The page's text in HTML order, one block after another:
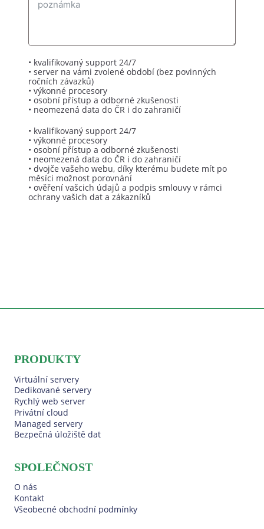
• kvalifikovaný support 24/7
• server na vámi zvolené období (bez povinných
ročních závazků)
• výkonné procesory
• osobní přístup a odborné zkušenosti
• neomezená data do ČR i do zahraničí
• kvalifikovaný support 24/7
• výkonné procesory
• osobní přístup a odborné zkušenosti
• neomezená data do ČR i do zahraničí
• dvojče vašeho webu, díky kterému budete mít po
měsíci možnost porovnání
• ověření vašcich údajů a podpis smlouvy v rámci
ochrany vašich dat a zákazníků
PRODUKTY
Virtuální servery
Dedikované servery
Rychlý web server
Privátní cloud
Managed servery
Bezpečná úložiště dat
SPOLEČNOST
O nás
Kontakt
Všeobecné obchodní podmínky